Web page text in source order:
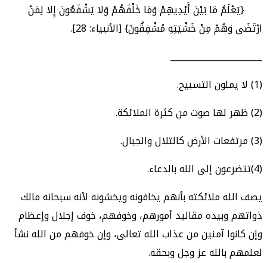
{يَعْلَمُ مَا بَيْنَ أَيْدِيهِمْ وَمَا خَلْفَهُمْ وَلا يَشْفَعُونَ إِلا لِمَنْ
ارْتَضَى وَهُمْ مِنْ خَشْيَتِهِ مُشْفِقُونَ} [الأنبياء: 28].
______________________
(1) لا يملون التسبيح.
(2) ظهر لها صوت من كثرة الملائكة.
(3) مرتفعات الأرض كالتلال والجبال.
(4)تتضرعون إلى الله بالدعاء.
يصف الله ملائكته بأنهم يخافونه ويخشونه لأنه سبحانه مالك
ذواتهم وبيده مقاليد أمورهم، وخوفهم، خوف إجلال وإعظام
وإن كانوا آمنين من عذاب الله تعالى، وإن خوفهم من الله نشأ
لعلمهم بالله عز وجل وبحقه.